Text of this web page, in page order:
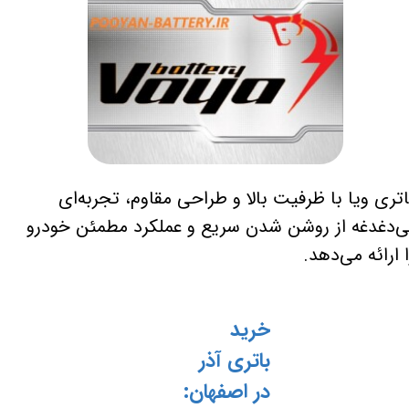
ویا با ظرفیت بالا و طراحی مقاوم، تجربه‌ای
از روشن شدن سریع و عملکرد مطمئن خودرو
ارائه می‌دهد.
خرید
باتری آذر
در اصفهان: